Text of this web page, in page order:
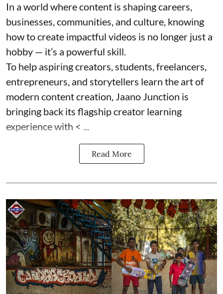
In a world where content is shaping careers,
businesses, communities, and culture, knowing
how to create impactful videos is no longer just a
hobby — it’s a powerful skill.
To help aspiring creators, students, freelancers,
entrepreneurs, and storytellers learn the art of
modern content creation, Jaano Junction is
bringing back its flagship creator learning
experience with < ...
Read More